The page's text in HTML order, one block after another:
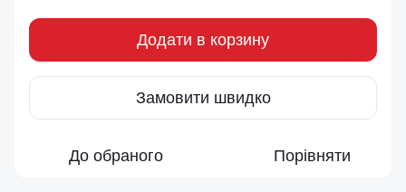
Додати в корзину
Замовити швидко
До обраного Порівняти